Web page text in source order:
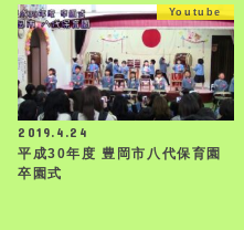
Youtube
2019.4.24
平成30年度 豊岡市八代保育園
卒園式